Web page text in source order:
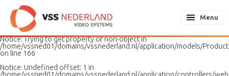
Notice: Undefined variable: page in
/home/vssned01/domains/vssnederland.nl/application/models/
on line
187
Notice: Trying to get property of non-object in
/home/vssned01/domains/vssnederland.nl/application/models/
on line 166
Notice: Undefined offset: 1 in
Menu